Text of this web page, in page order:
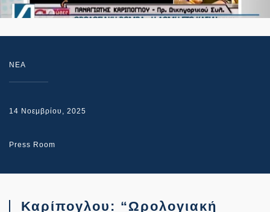
NEA
14 Νοεμβρίου, 2025
Press Room
Καρίπογλου: “Ωρολογιακή